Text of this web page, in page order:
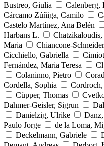
Bustreo, Giulia
Calenberg,
Cárcamo Zúñiga, Camilo
Castelo Martínez, Ana Belén
Harbans L.
Chatzikaloudis,
Maria
Chiancone-
Cicchiello, Gabriella
Fernández, Maria Teresa
Colaninno, Pietro
Cordella, Sophia
Cordroch,
Cüpper, Thomas
Dahmer-Geisler, Sigrun
Danielzig, Ulrike
Paulo Jorge
de la Loma,
Deckelmann, Gabriele